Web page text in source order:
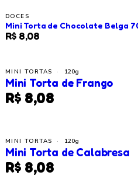
DOCES
Mini Torta de Chocolate Belga
R$ 8,08
MINI TORTAS · 120g
Mini Torta de Frango
R$ 8,08
MINI TORTAS · 120g
Mini Torta de Calabresa
R$ 8,08